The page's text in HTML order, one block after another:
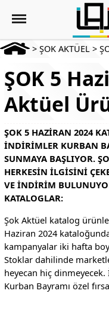
> ŞOK AKTÜEL >
ŞOK 5
Aktüel
ŞOK 5 HAZIRAN 2024
INDIRIMLER KURBAN
SUNMAYA BAŞLIYOR.
HERKESIN ILGISINI
VE INDIRIM
KATALOGLAR:
Şok Aktüel katalog
Haziran 2024
kampanyalar iki hafta
Stoklar dahilinde
heyecan hiç
Kurban Bayramı özel